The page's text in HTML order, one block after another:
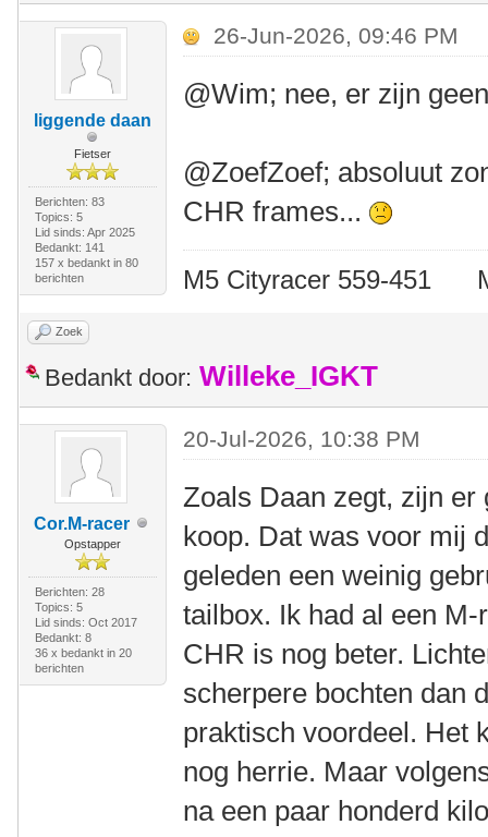
liggende daan
Fietser
Berichten: 83
Topics: 5
Lid sinds: Apr 2025
Bedankt: 141
157 x bedankt in 80
berichten
26-Jun-2026, 09:46 PM
@Wim; nee, er zijn
@ZoefZoef; absoluut
CHR frames...
M5 Cityracer 559-451
Zoek
Bedankt door: Willeke_IGKT
Cor.M-racer
Opstapper
Berichten: 28
Topics: 5
Lid sinds: Oct 2017
Bedankt: 8
36 x bedankt in 20
berichten
20-Jul-2026, 10:38 PM
Zoals Daan zegt, zijn
koop. Dat was voor mij
geleden een weinig
tailbox. Ik had al een
CHR is nog beter.
scherpere bochten dan
praktisch voordeel. Het
nog herrie. Maar
na een paar honderd